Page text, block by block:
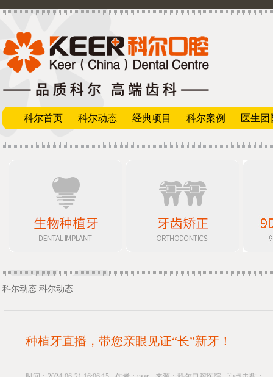
科尔首页 科尔动态 经典项目 科尔案例 医生团
科尔动态 科尔动态
种植牙直播，带您亲眼见证“长”新牙！